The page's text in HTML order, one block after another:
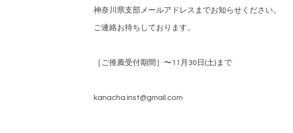
神奈川県支部メールアドレスまでお知らせください。
ご連絡お待ちしております。
［ご推薦受付期間］〜11月30日(土)まで
kanacha.inst@gmail.com